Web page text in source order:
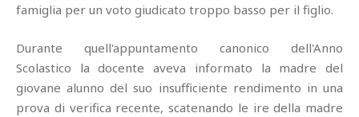
famiglia per un voto giudicato troppo basso per il figlio.
Durante quell'appuntamento canonico dell'Anno
Scolastico la docente aveva informato la madre del
giovane alunno del suo insufficiente rendimento in una
prova di verifica recente, scatenando le ire della madre